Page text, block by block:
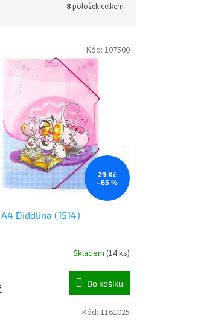
8položek celkem
29 Kč
–65 %
Diddlina (1514)
Skladem (14 ks)
Do košíku
Kód: 107500
Kód: 1161025